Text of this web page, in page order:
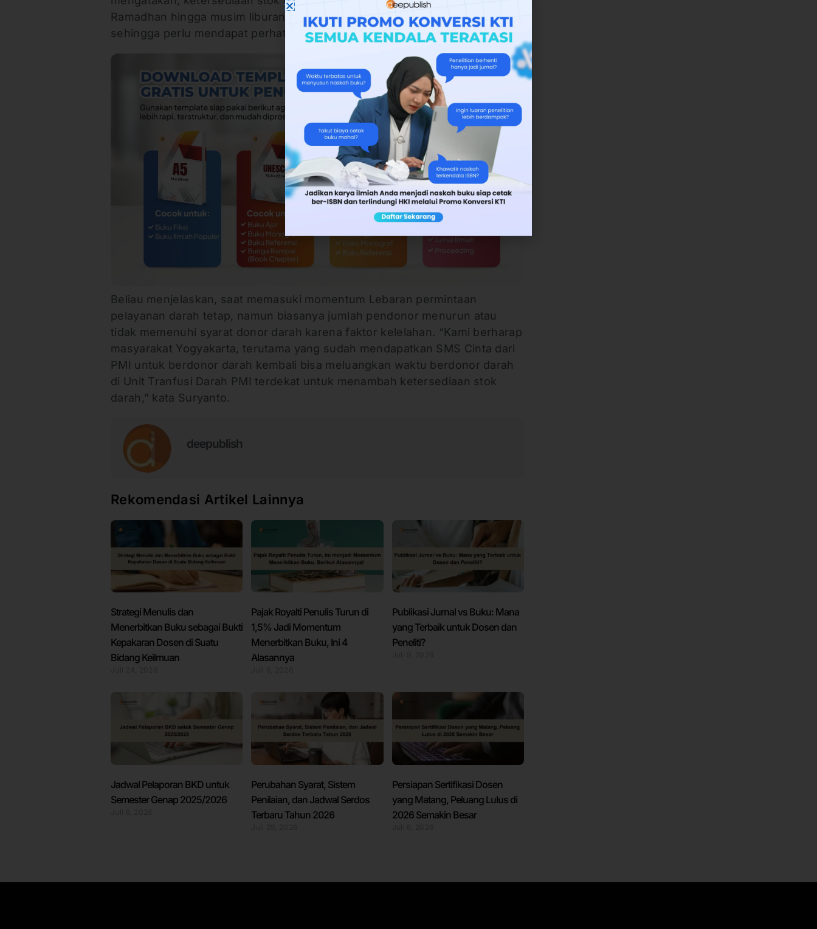
Ramadhan hingga musim liburan pasca lebaran sudah mulai menipis
sehingga perlu mendapat perhatian dari berbagai pihak.
Beliau menjelaskan, saat memasuki momentum Lebaran permintaan
pelayanan darah tetap, namun biasanya jumlah pendonor menurun atau
tidak memenuhi syarat donor darah karena faktor kelelahan. “Kami berharap
masyarakat Yogyakarta, terutama yang sudah mendapatkan SMS Cinta dari
PMI untuk berdonor darah kembali bisa meluangkan waktu berdonor darah
di Unit Tranfusi Darah PMI terdekat untuk menambah ketersediaan stok
darah,” kata Suryanto.
deepublish
Rekomendasi Artikel Lainnya
Strategi Menulis dan
Menerbitkan Buku sebagai Bukti
Kepakaran Dosen di Suatu
Bidang Keilmuan
Pajak Royalti Penulis Turun di
1,5% Jadi Momentum
Menerbitkan Buku, Ini 4
Alasannya
Publikasi Jurnal vs Buku: Mana
yang Terbaik untuk Dosen dan
Peneliti?
Jadwal Pelaporan BKD untuk
Semester Genap 2025/2026
Perubahan Syarat, Sistem
Penilaian, dan Jadwal Serdos
Terbaru Tahun 2026
Persiapan Sertifikasi Dosen
yang Matang, Peluang Lulus di
2026 Semakin Besar